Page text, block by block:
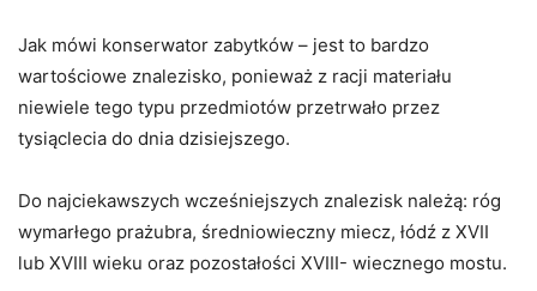
Jak mówi konserwator zabytków – jest to bardzo
wartościowe znalezisko, ponieważ z racji materiału
niewiele tego typu przedmiotów przetrwało przez
tysiąclecia do dnia dzisiejszego.
Do najciekawszych wcześniejszych znalezisk należą: róg
wymarłego prażubra, średniowieczny miecz, łódź z XVII
lub XVIII wieku oraz pozostałości XVIII- wiecznego mostu.